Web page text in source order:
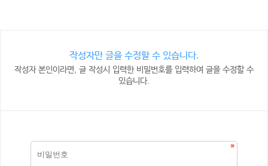
작성자만 글을 수정할 수 있습니다.
작성자 본인이라면, 글 작성시 입력한 비밀번호를 입력하여 글을 수정할 수
있습니다.